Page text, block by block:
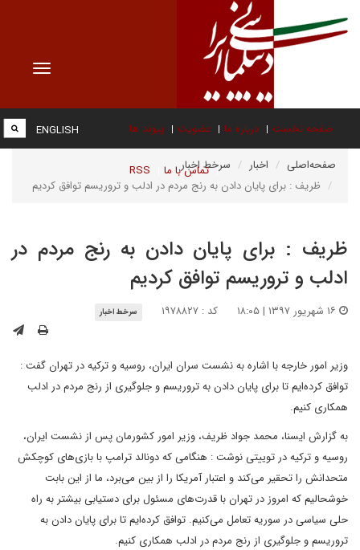
Toggle
صفحه نخست درباره ما عضویت پیوند ها
تماس با ما RSS
ENGLISH
صفحه‌اصلی اخبار
سرخط اخبار
ظریف :‌ برای پایان دادن به رنج مردم در ادلب و تروریسم توافق کردیم
ظریف :‌ برای پایان دادن به رنج مردم در
ادلب و تروریسم توافق کردیم
کد : ۱۹۷۸۸۲۷ سرخط اخبار
وزیر امور خارجه با اشاره به نشست سران ایران، روسیه و ترکیه در تهران گفت :
توافق کرده‌ایم تا برای پایان دادن به تروریسم و جلوگیری از رنج مردم در ادلب
همکاری کنیم.
به گزارش ایسنا، محمد جواد ظریف، وزیر امور کشورمان پس از نشست ایران،
‌روسیه و ترکیه در توییتی نوشت : هنگامی که دونالد ترامپ با بازی‌های کوچکش
متحدانش را تحقیر می‌کند و اعتبار آمریکا را از بین می‌برد، ما از این بابت
خوشحالیم که امروز در تهران با قدرت‌های مسئول برای دستیابی بیشتر به راه
حلی سیاسی در سوریه تعامل می‌کنیم. توافق کرده‌ایم تا برای پایان دادن به
تروریسم و جلوگیری از رنج مردم در ادلب همکاری کنیم.